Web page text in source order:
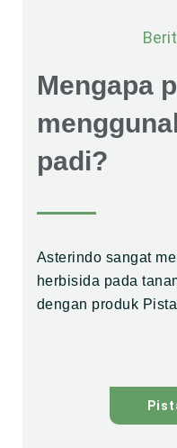
Mengapa
padi?
Asterindo sangat
herbisida pada
dengan produk